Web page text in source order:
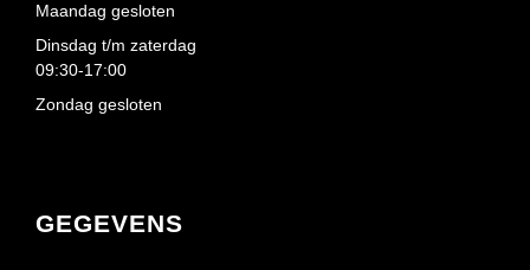
GEGEVENS
Maandag gesloten
Dinsdag t/m zaterdag
09:30-17:00
Zondag gesloten